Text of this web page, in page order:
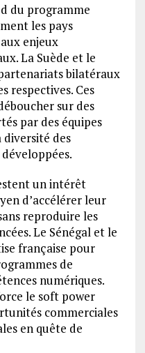
du programme
les pays
enjeux
La Suède et le
bilatéraux
respectives. Ces
sur des
par des équipes
diversité des
un intérêt
d’accélérer leur
reproduire les
Le Sénégal et le
française pour
de
numériques.
le soft power
commerciales
en quête de